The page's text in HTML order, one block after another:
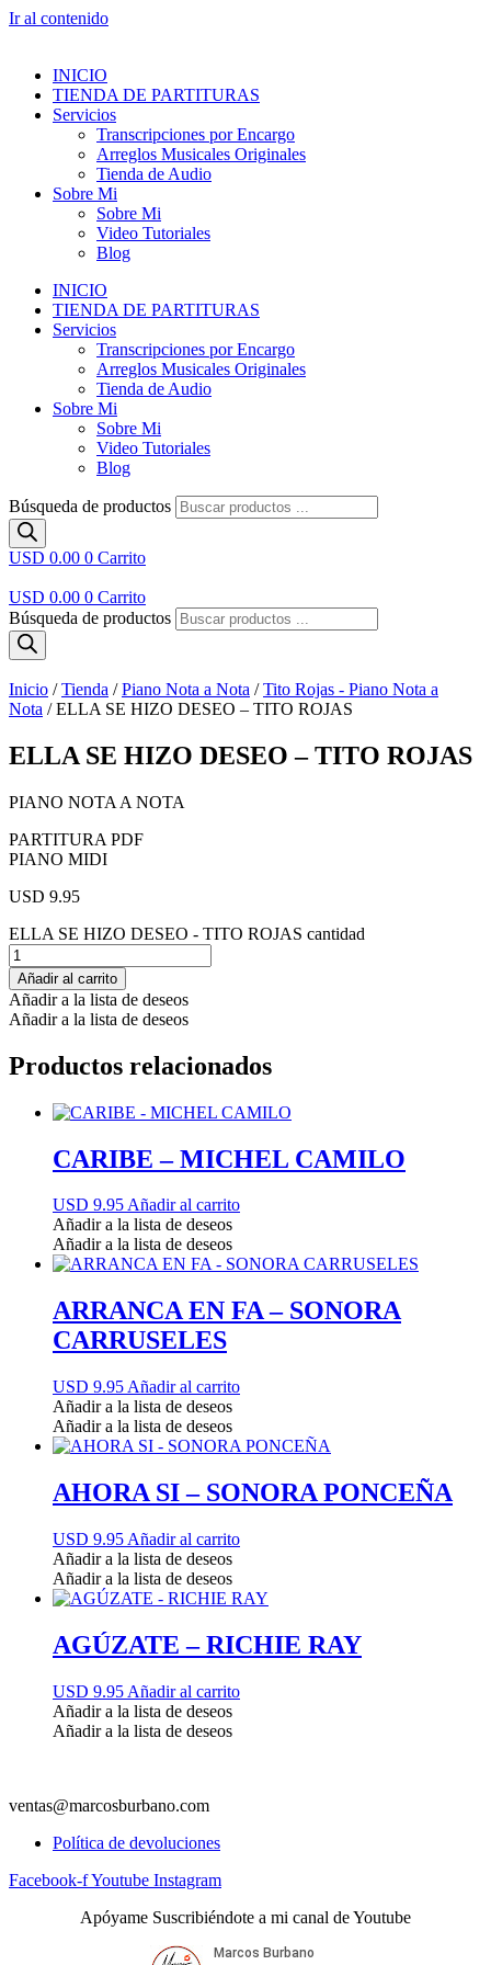
Ir al contenido
INICIO
TIENDA DE PARTITURAS
Servicios
Transcripciones por Encargo
Arreglos Musicales Originales
Tienda de Audio
Sobre Mi
Sobre Mi
Video Tutoriales
Blog
INICIO
TIENDA DE PARTITURAS
Servicios
Transcripciones por Encargo
Arreglos Musicales Originales
Tienda de Audio
Sobre Mi
Sobre Mi
Video Tutoriales
Blog
Búsqueda de productos
USD 0.00 0 Carrito
USD 0.00 0 Carrito
Búsqueda de productos
Inicio /Tienda /Piano Nota a Nota /Tito Rojas - Piano Nota a
Nota / ELLA SE HIZO DESEO – TITO ROJAS
ELLA SE HIZO DESEO – TITO ROJAS
PIANO NOTA A NOTA
PARTITURA PDF
PIANO MIDI
USD 9.95
ELLA SE HIZO DESEO - TITO ROJAS cantidad
Añadir al carrito
Añadir a la lista de deseos
Añadir a la lista de deseos
Productos relacionados
CARIBE – MICHEL CAMILO
USD 9.95Añadir al carrito
Añadir a la lista de deseos
Añadir a la lista de deseos
ARRANCA EN FA – SONORA
CARRUSELES
USD 9.95 Añadir al carrito
Añadir a la lista de deseos
Añadir a la lista de deseos
AHORA SI – SONORA PONCEÑA
USD 9.95 Añadir al carrito
Añadir a la lista de deseos
Añadir a la lista de deseos
AGÚZATE – RICHIE RAY
USD 9.95 Añadir al carrito
Añadir a la lista de deseos
Añadir a la lista de deseos
ventas@marcosburbano.com
Política de devoluciones
Facebook-fYoutube Instagram
Apóyame Suscribiéndote a mi canal de Youtube